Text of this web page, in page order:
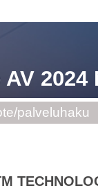
2024
palveluhaku